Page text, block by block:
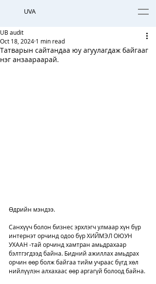
UVA
Татварын сайтандаа юу агуулагдаж байгааг
нэг анзаараарай.
UB audit
Oct 18, 2024 1 min read
Өдрийн мэндээ.
Санхүүч болон бизнес эрхлэгч улмаар хүн бүр
интернэт орчинд одоо бүр ХИЙМЭЛ ОЮУН
УХААН -тай орчинд хамтран амьдрахаар
бэлтгэгдээд байна. Бидний ажиллах амьдрах
орчин өөр болж байгаа тийм учраас бүгд хөл
нийлүүлэн алхахаас өөр аргагүй болоод байна.